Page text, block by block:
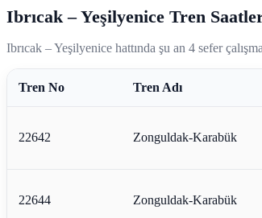
Ibrıcak – Yeşilyenice Tren
Ibrıcak – Yeşilyenice hattında şu an 4 sefer
Tren No Tren Adı
22642 Zonguldak-Karabük
22644 Zonguldak-Karabük